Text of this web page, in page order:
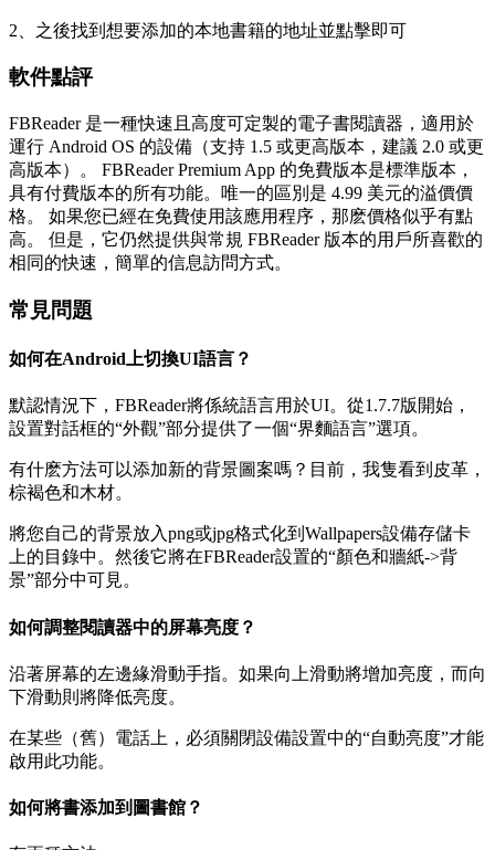
2、之後找到想要添加的本地書籍的地址並點擊即可
軟件點評
FBReader 是一種快速且高度可定製的電子書閱讀器，適用於
運行 Android OS 的設備（支持 1.5 或更高版本，建議 2.0 或更
高版本）。 FBReader Premium App 的免費版本是標準版本，
具有付費版本的所有功能。唯一的區別是 4.99 美元的溢價價
格。 如果您已經在免費使用該應用程序，那麽價格似乎有點
高。 但是，它仍然提供與常規 FBReader 版本的用戶所喜歡的
相同的快速，簡單的信息訪問方式。
常見問題
如何在Android上切換UI語言？
默認情況下，FBReader將係統語言用於UI。從1.7.7版開始，
設置對話框的“外觀”部分提供了一個“界麵語言”選項。
有什麽方法可以添加新的背景圖案嗎？目前，我隻看到皮革，
棕褐色和木材。
將您自己的背景放入png或jpg格式化到Wallpapers設備存儲卡
上的目錄中。然後它將在FBReader設置的“顏色和牆紙->背
景”部分中可見。
如何調整閱讀器中的屏幕亮度？
沿著屏幕的左邊緣滑動手指。如果向上滑動將增加亮度，而向
下滑動則將降低亮度。
在某些（舊）電話上，必須關閉設備設置中的“自動亮度”才能
啟用此功能。
如何將書添加到圖書館？